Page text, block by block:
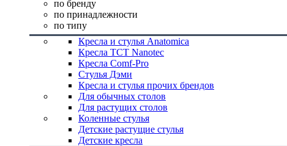
по бренду
по принадлежности
по типу
Кресла и стулья Anatomica
Кресла TCT Nanotec
Кресла Comf-Pro
Стулья Дэми
Кресла и стулья прочих брендов
Для обычных столов
Для растущих столов
Коленные стулья
Детские растущие стулья
Детские кресла